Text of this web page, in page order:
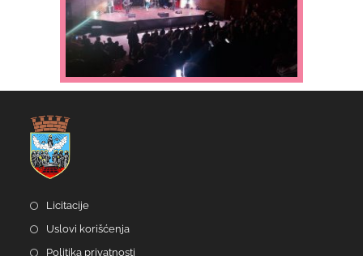
Licitacije
Uslovi korišćenja
Politika privatnosti